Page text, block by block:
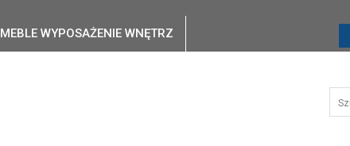
MEBLE WYPOSAŻENIE WNĘTRZ